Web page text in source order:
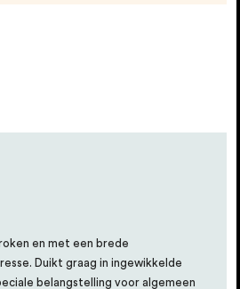
en met een brede
Duikt graag in ingewikkelde
belangstelling voor algemeen